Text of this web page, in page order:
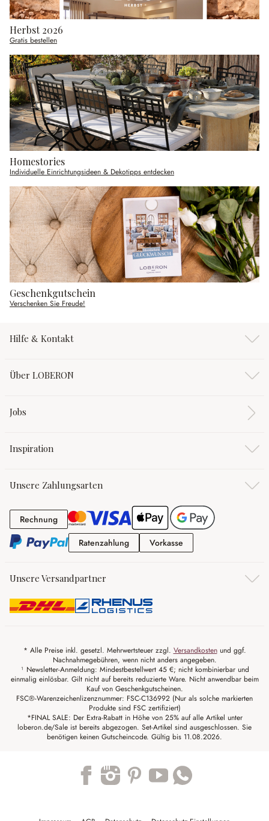
Herbst 2026
Gratis bestellen
Homestories
Individuelle Einrichtungsideen & Dekotipps entdecken
Geschenkgutschein
Verschenken Sie Freude!
Hilfe & Kontakt
Über LOBERON
Jobs
Inspiration
Unsere Zahlungsarten
RechnungRechnung
RatenzahlungRatenzahlung
Vorkasse
Unsere Versandpartner
* Alle Preise inkl. gesetzl. Mehrwertsteuer zzgl. Versandkostenund ggf.
Nachnahmegebühren, wenn nicht anders angegeben.
¹ Newsletter-Anmeldung: Mindestbestellwert 45 €; nicht kombinierbar und
einmalig einlösbar. Gilt nicht auf bereits reduzierte Ware. Nicht anwendbar beim
Kauf von Geschenkgutscheinen.
FSC®-Warenzeichenlizenznummer: FSC-C136992 (Nur als solche markierten
Produkte sind FSC zertifiziert)
*FINAL SALE: Der Extra-Rabatt in Höhe von 25% auf alle Artikel unter
loberon.de/Sale ist bereits abgezogen. Set-Artikel sind ausgeschlossen. Sie
benötigen keinen Gutscheincode. Gültig bis 11.08.2026.